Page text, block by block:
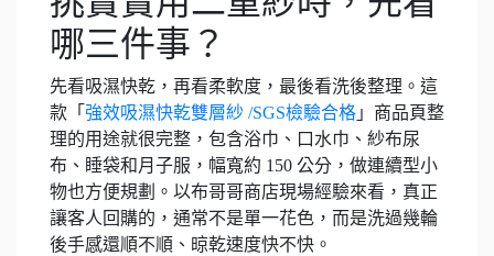
哪三件事？
先看吸濕快乾，再看柔軟度，最後看洗後整理。這
款「 強效吸濕快乾雙層紗 /SGS檢驗合格 」商品頁整
理的用途就很完整，包含浴巾、口水巾、紗布尿
布、睡袋和月子服，幅寬約 150 公分，做連續型小
物也方便規劃。以布哥哥商店現場經驗來看，真正
讓客人回購的，通常不是單一花色，而是洗過幾輪
後手感還順不順、晾乾速度快不快。